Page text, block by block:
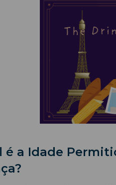
é a Idade